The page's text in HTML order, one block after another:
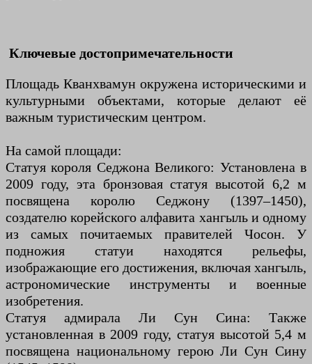
Ключевые достопримечательности
Площадь Кванхвамун окружена историческими и
культурными объектами, которые делают её
важным туристическим центром.
На самой площади:
Статуя короля Седжона Великого: Установлена в
2009 году, эта бронзовая статуя высотой 6,2 м
посвящена королю Седжону (1397–1450),
создателю корейского алфавита хангыль и одному
из самых почитаемых правителей Чосон. У
подножия статуи находятся рельефы,
изображающие его достижения, включая хангыль,
астрономические инструменты и военные
изобретения.
Статуя адмирала Ли Сун Сина: Также
установленная в 2009 году, статуя высотой 5,4 м
посвящена национальному герою Ли Сун Сину